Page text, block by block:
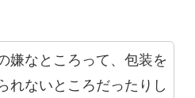
嫌なところって、包装を
れないところだったりし